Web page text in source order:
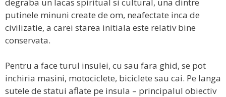
putinele minuni create de om, neafectate inca de
civilizatie, a carei starea initiala este relativ bine
conservata.
Pentru a face turul insulei, cu sau fara ghid, se pot
inchiria masini, motociclete, biciclete sau cai. Pe langa
sutele de statui aflate pe insula – principalul obiectiv